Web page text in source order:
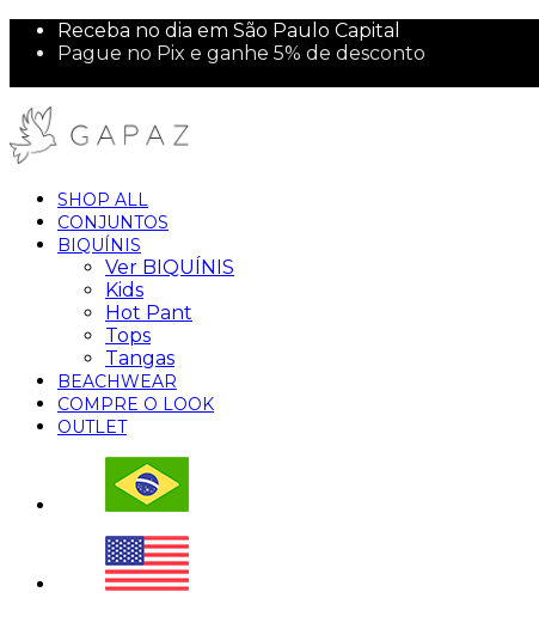
Receba no dia em São Paulo Capital
Pague no Pix e ganhe 5% de desconto
SHOP ALL
CONJUNTOS
BIQUÍNIS
Ver BIQUÍNIS
Kids
Hot Pant
Tops
Tangas
BEACHWEAR
COMPRE O LOOK
OUTLET